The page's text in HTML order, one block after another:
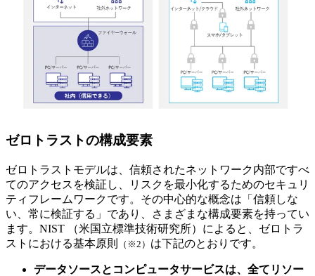
ゼロトラストの構成要素
ゼロトラストモデルは、信頼されたネットワーク内部ですべ
てのアクセスを検証し、リスクを最小化するためのセキュリ
ティフレームワークです。その中心的な概念は「信頼しな
い、常に検証する」であり、さまざまな構成要素を持ってい
ます。NIST （米国立標準技術研究所）によると、ゼロトラ
ストにおける基本原則
（※2） は下記のとおりです。
データソースとコンピュータサービスは、全てリソー